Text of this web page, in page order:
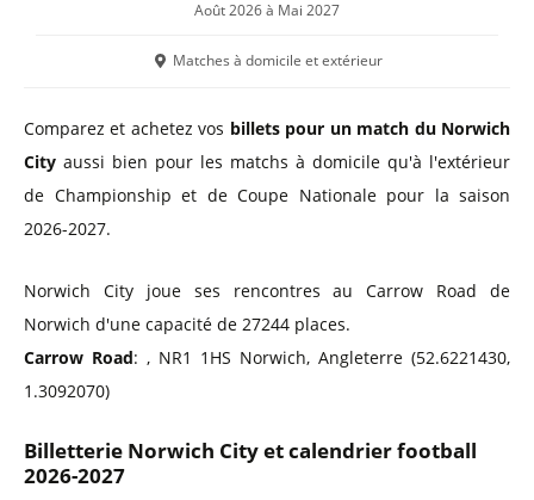
Août 2026 à Mai 2027
Matches à domicile et extérieur
Comparez et achetez vos billets pour un match du Norwich
City aussi bien pour les matchs à domicile qu'à l'extérieur
de Championship et de Coupe Nationale pour la saison
2026-2027.
Norwich City joue ses rencontres au Carrow Road de
Norwich d'une capacité de 27244 places.
Carrow Road: , NR1 1HS Norwich, Angleterre (52.6221430,
1.3092070)
Billetterie Norwich City et calendrier football
2026-2027